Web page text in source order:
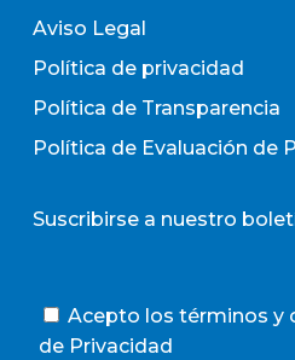
Aviso Legal
Política de privacidad
Política de Transparencia
Política de Evaluación de
Suscribirse a nuestro
Acepto los términos y
de Privacidad